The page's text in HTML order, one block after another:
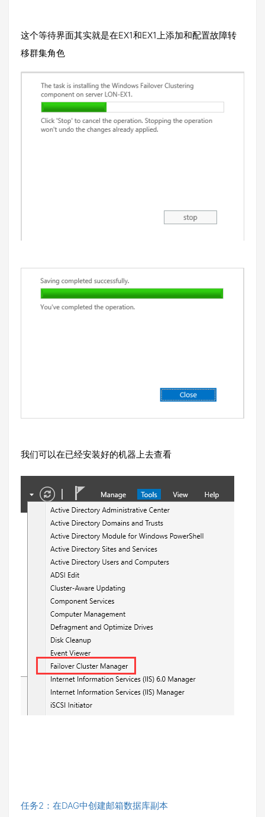
这个等待界面其实就是在EX1和EX1上添加和配置故障转
移群集角色
我们可以在已经安装好的机器上去查看
任务2：在DAG中创建邮箱数据库副本